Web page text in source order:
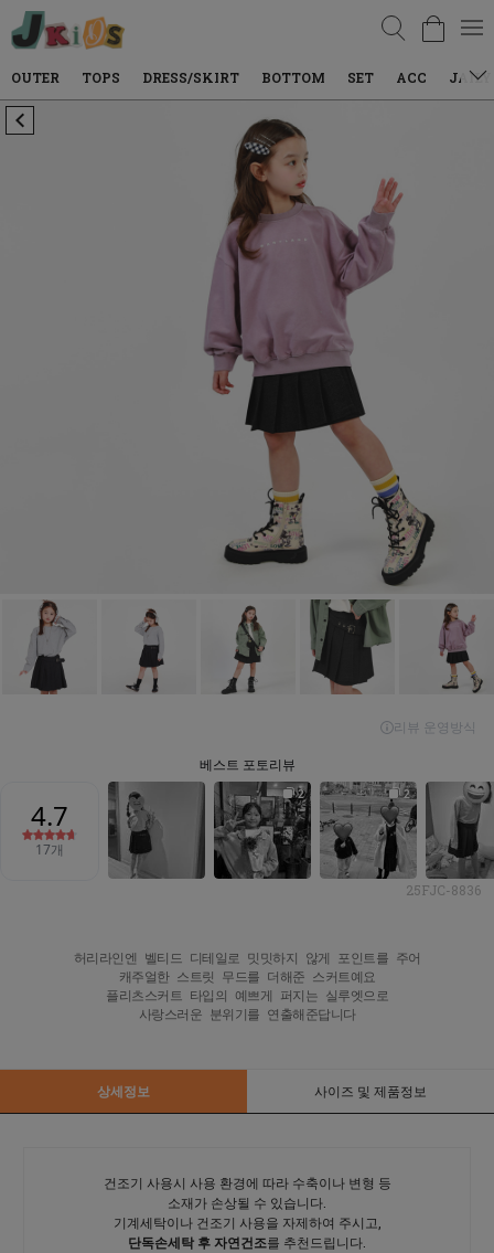
검색
TOPS DRESS/SKIRT BOTTOM SET ACC JAILY WEAR
25FJC-8836
허리라인엔 벨티드 디테일로 밋밋하지 않게 포인트를 주어
캐주얼한 스트릿 무드를 더해준 스커트예요
플리츠스커트 타입의 예쁘게 퍼지는 실루엣으로
사랑스러운 분위기를 연출해준답니다
상세정보 사이즈 및 제품정보
건조기 사용시 사용 환경에 따라 수축이나 변형 등
소재가 손상될 수 있습니다.
기계세탁이나 건조기 사용을 자제하여 주시고,
단독손세탁 후 자연건조를 추천드립니다.